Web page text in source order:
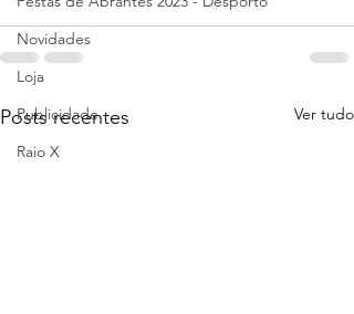
Novidades
Loja
Publicidade
Raio X
Posts recentes Ver tudo